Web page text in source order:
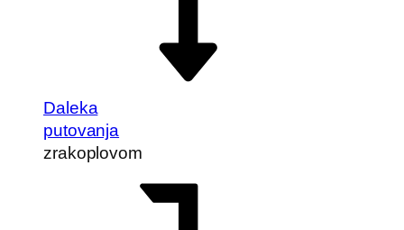
Daleka
putovanja
zrakoplovom